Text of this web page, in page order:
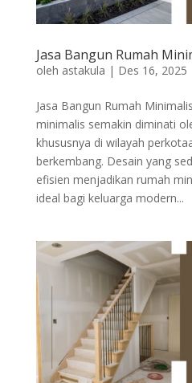
Jasa Bangun Rumah
oleh astakula | Des 16, 2025
Jasa Bangun Rumah
minimalis semakin diminati
khususnya di wilayah
berkembang. Desain yang
efisien menjadikan rumah
ideal bagi keluarga modern...